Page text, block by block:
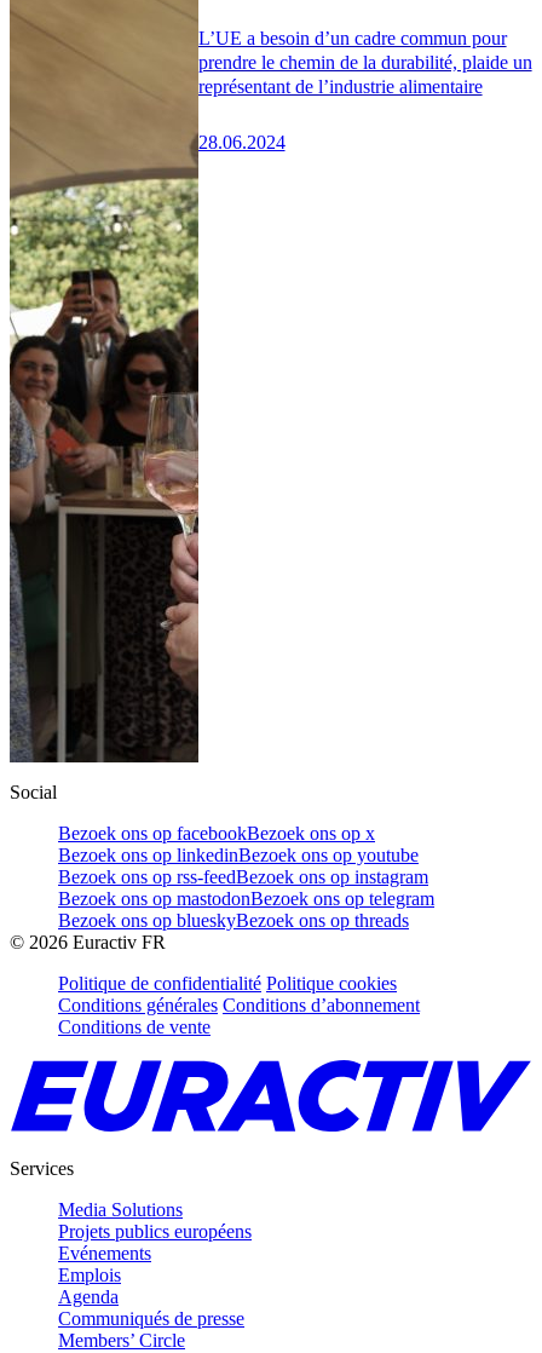
L’UE a besoin d’un cadre commun pour
prendre le chemin de la durabilité, plaide un
représentant de l’industrie alimentaire
28.06.2024
Social
Bezoek ons op facebookBezoek ons op x
Bezoek ons op linkedinBezoek ons op youtube
Bezoek ons op rss-feedBezoek ons op instagram
Bezoek ons op mastodonBezoek ons op telegram
Bezoek ons op blueskyBezoek ons op threads
© 2026 Euractiv FR
Politique de confidentialité Politique cookies
Conditions générales Conditions d’abonnement
Conditions de vente
Services
Media Solutions
Projets publics européens
Evénements
Emplois
Agenda
Communiqués de presse
Members’ Circle